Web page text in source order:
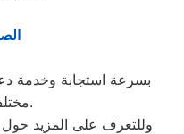
بسرعة استجابة وخدمة
مختلف المحافظات.
وللتعرف على المزيد